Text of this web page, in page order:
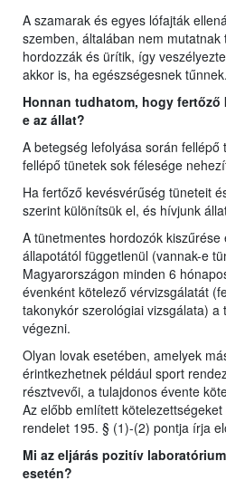
A szamarak és egyes lófajták
szemben, általában nem
hordozzák és ürítik, így
akkor is, ha egészségesnek tűnnek.
Honnan tudhatom, hogy
e az állat?
A betegség lefolyása során
fellépő tünetek sok félesége
Ha fertőző kevésvérűség tüneteit
szerint különítsük el, és hívjunk
A tünetmentes hordozók
állapotától függetlenül (vannak-e
Magyarországon minden 6
évenként kötelező vérvizsgálatát
takonykór szerológiai vizsgálata)
végezni.
Olyan lovak esetében, amelyek
érintkezhetnek például sport
résztvevői, a tulajdonos évente
Az előbb említett
rendelet 195. § (1)-(2) pontja írja
Mi az eljárás pozitív
esetén?